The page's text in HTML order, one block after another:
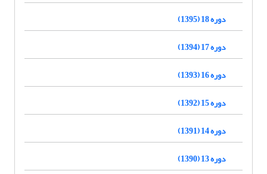
دوره 18 (1395)
دوره 17 (1394)
دوره 16 (1393)
دوره 15 (1392)
دوره 14 (1391)
دوره 13 (1390)